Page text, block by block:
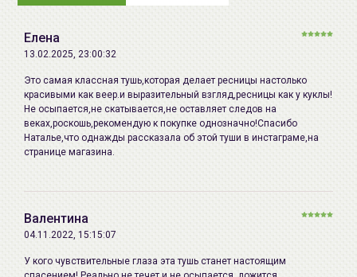
extract, Tocopheryl acetate,
Phenoxyethanol, Propylparaben,
Butylparaben, Disodium edta.
Дата
производства:
дату производства смотрите на
Срок годности:
3 года / 1 год после вскрытия
Производитель:
Республика Корея, Republic of
Елена
13.02.2025, 23:00:32
Это самая классная тушь,которая делает ресницы настолько
красивыми как веер.и выразительный взгляд,ресницы как у куклы!
Не осыпается,не скатывается,не оставляет следов на
веках,роскошь,рекомендую к покупке однозначно!Спасибо
Наталье,что однажды рассказала об этой туши в инстаграме,на
странице магазина.
Валентина
04.11.2022, 15:15:07
У кого чувствительные глаза эта тушь станет настоящим